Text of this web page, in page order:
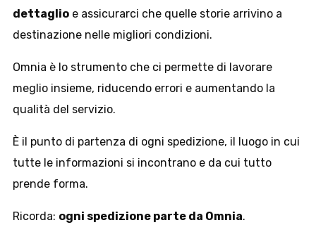
dettaglio e assicurarci che quelle storie arrivino a
destinazione nelle migliori condizioni.
Omnia è lo strumento che ci permette di lavorare
meglio insieme, riducendo errori e aumentando la
qualità del servizio.
È il punto di partenza di ogni spedizione, il luogo in cui
tutte le informazioni si incontrano e da cui tutto
prende forma.
Ricorda: ogni spedizione parte da Omnia.